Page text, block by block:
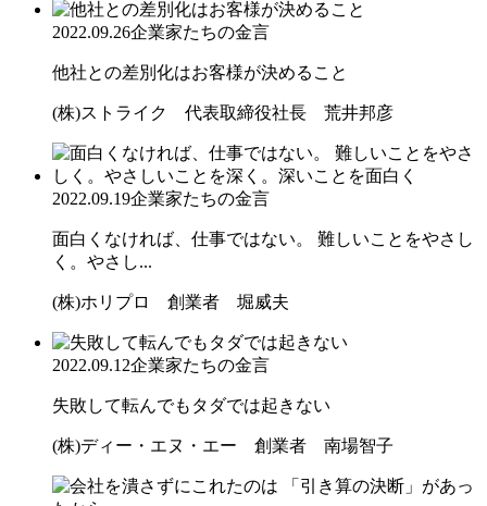
2022.09.26企業家たちの金言
他社との差別化はお客様が決めること
(株)ストライク 代表取締役社長 荒井邦彦
2022.09.19企業家たちの金言
面白くなければ、仕事ではない。 難しいことをやさし
く。やさし...
(株)ホリプロ 創業者 堀威夫
2022.09.12企業家たちの金言
失敗して転んでもタダでは起きない
(株)ディー・エヌ・エー 創業者 南場智子